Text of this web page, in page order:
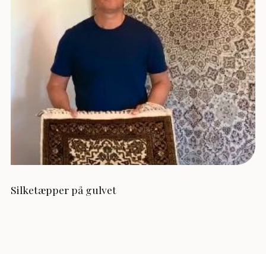
Silketæpper på gulvet